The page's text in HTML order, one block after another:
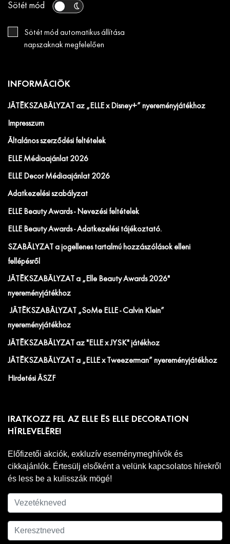
Sötét mód
Sötét mód automatikus állítása
napszaknak megfelelően
INFORMÁCIÓK
JÁTÉKSZABÁLYZAT az „ELLE x Disney+” nyereményjátékhoz
Impresszum
Általános szerződési feltételek
ELLE Médiaajánlat 2026
ELLE Decor Médiaajánlat 2026
Adatkezelési szabályzat
ELLE Beauty Awards - Nevezési feltételek
ELLE Beauty Awards - Adatkezelési tájékoztató.
SZABÁLYZAT a jogellenes tartalmú hozzászólások elleni
fellépésről
JÁTÉKSZABÁLYZAT a „Elle Beauty Awards 2026"
nyereményjátékhoz
JÁTÉKSZABÁLYZAT „SoMe ELLE - Calvin Klein”
nyereményjátékhoz
JÁTÉKSZABÁLYZAT az "ELLE x JYSK" játékhoz
JÁTÉKSZABÁLYZAT a „ELLE x Tweezerman” nyereményjátékhoz
Hirdetési ÁSZF
IRATKOZZ FEL AZ ELLE ÉS ELLE DECORATION
HÍRLEVELÉRE!
Előfizetői akciók, exkluzív eseménymeghívók és
cikkajánlók. Értesülj elsőként a velünk kapcsolatos hírekről
és less be a kulisszák mögé!